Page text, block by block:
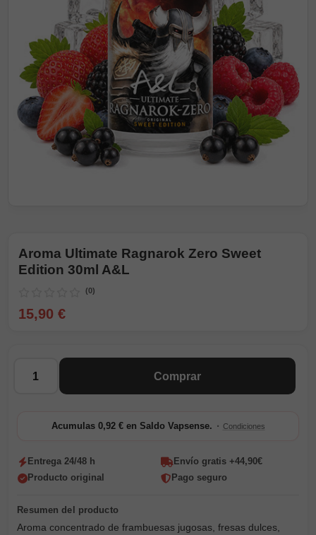
Aroma Ultimate Ragnarok Zero Sweet
Edition 30ml A&L
(0)
15,90 €
Comprar
Acumulas 0,92 € en Saldo Vapsense. · Condiciones
Entrega 24/48 h
Envío gratis +44,90€
Producto original
Pago seguro
Aroma concentrado de frambuesas jugosas, fresas dulces,